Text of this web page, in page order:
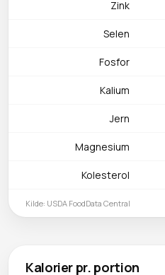
Zink
Selen
Fosfor
Kalium
Jern
Magnesium
Kolesterol
Kilde: USDA FoodData Central
Kalorier pr. portion